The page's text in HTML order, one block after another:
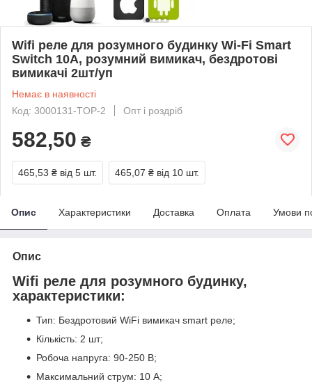
Wifi реле для розумного будинку Wi-Fi Smart
Switch 10А, розумний вимикач, бездротові
вимикачі 2шт/уп
Немає в наявності
Код: 3000131-TOP-2
Опт і роздріб
582,50 ₴
465,53 ₴ від 5 шт. 465,07 ₴ від 10 шт.
Опис Характеристики Доставка Оплата Умови
Опис
Wifi реле для розумного будинку,
характеристики:
Тип: Бездротовий WiFi вимикач smart реле;
Кількість: 2 шт;
Робоча напруга: 90-250 В;
Максимальний струм: 10 А;